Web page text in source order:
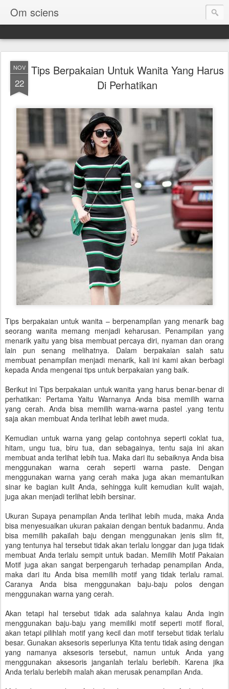
Om sciens
NOV
22
Tips Berpakaian Untuk Wanita Yang Harus
Di Perhatikan
Tips berpakaian untuk wanita – berpenampilan yang menarik bag
seorang wanita memang menjadi keharusan. Penampilan yang
menarik yaitu yang bisa membuat percaya diri, nyaman dan orang
lain pun senang melihatnya. Dalam berpakaian salah satu
membuat penampilan menjadi menarik, kali ini kami akan berbagi
kepada Anda mengenai tips untuk berpakaian yang baik.
Berikut ini Tips berpakaian untuk wanita yang harus benar-benar di
perhatikan: Pertama Yaitu Warnanya Anda bisa memilih warna
yang cerah. Anda bisa memilih warna-warna pastel .yang tentu
saja akan membuat Anda terlihat lebih awet muda.
Kemudian untuk warna yang gelap contohnya seperti coklat tua,
hitam, ungu tua, biru tua, dan sebagainya, tentu saja ini akan
membuat anda terlihat lebih tua. Maka dari itu sebaiknya Anda bisa
menggunakan warna cerah seperti warna paste. Dengan
menggunakan warna yang cerah maka juga akan memantulkan
sinar ke bagian kulit Anda, sehingga kulit kemudian kulit wajah,
juga akan menjadi terlihat lebih bersinar.
Ukuran Supaya penampilan Anda terlihat lebih muda, maka Anda
bisa menyesuaikan ukuran pakaian dengan bentuk badanmu. Anda
bisa memilih pakailah baju dengan menggunakan jenis slim fit,
yang tentunya hal tersebut tidak akan terlalu longgar dan juga tidak
membuat Anda terlalu sempit untuk badan. Memilih Motif Pakaian
Motif juga akan sangat berpengaruh terhadap penampilan Anda,
maka dari itu Anda bisa memilih motif yang tidak terlalu ramai.
Caranya Anda bisa menggunakan baju-baju polos dengan
menggunakan warna yang cerah.
Akan tetapi hal tersebut tidak ada salahnya kalau Anda ingin
menggunakan baju-baju yang memiliki motif seperti motif floral,
akan tetapi pilihlah motif yang kecil dan motif tersebut tidak terlalu
besar. Gunakan aksesoris seperlunya Kita tentu tidak asing dengan
yang namanya aksesoris tersebut, namun untuk Anda yang
menggunakan aksesoris janganlah terlalu berlebih. Karena jika
Anda terlalu berlebih malah akan merusak penampilan Anda.